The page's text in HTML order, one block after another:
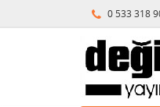
0 533 318